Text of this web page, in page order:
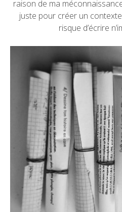
raison de ma
juste pour créer un
risque d’écrire